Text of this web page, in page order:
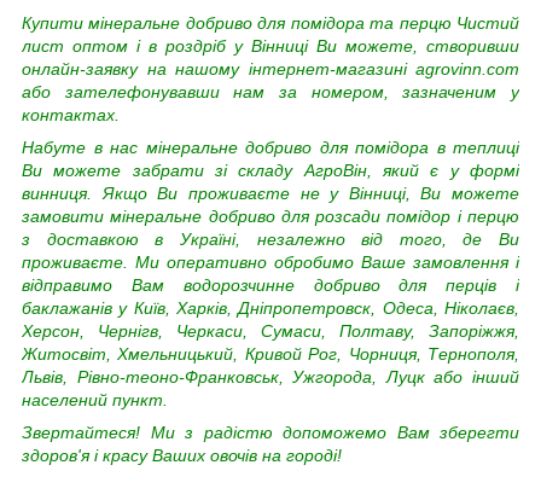
Купити мінеральне добриво для помідора та перцю Чистий
лист оптом і в роздріб у Вінниці Ви можете, створивши
онлайн-заявку на нашому інтернет-магазині agrovinn.com
або зателефонувавши нам за номером, зазначеним у
контактах.
Набуте в нас мінеральне добриво для помідора в теплиці
Ви можете забрати зі складу АгроВін, який є у формі
винниця. Якщо Ви проживаєте не у Вінниці, Ви можете
замовити мінеральне добриво для розсади помідор і перцю
з доставкою в Україні, незалежно від того, де Ви
проживаєте. Ми оперативно обробимо Ваше замовлення і
відправимо Вам водорозчинне добриво для перців і
баклажанів у Київ, Харків, Дніпропетровск, Одеса, Ніколаєв,
Херсон, Чернігв, Черкаси, Сумаси, Полтаву, Запоріжжя,
Житосвіт, Хмельницький, Кривой Рог, Чорниця, Тернополя,
Львів, Рівно-теоно-Франковськ, Ужгорода, Луцк або інший
населений пункт.
Звертайтеся! Ми з радістю допоможемо Вам зберегти
здоров'я і красу Ваших овочів на городі!